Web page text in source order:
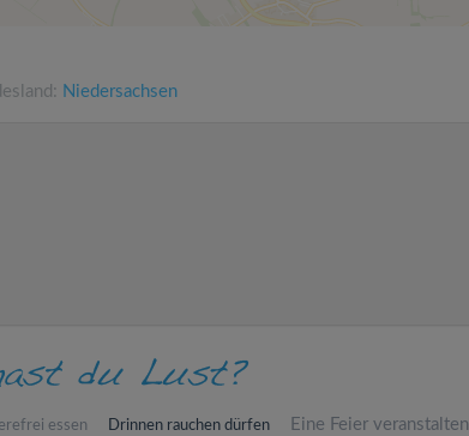
Niedersachsen
essen Drinnen rauchen dürfen
Eine Feier veranstalten